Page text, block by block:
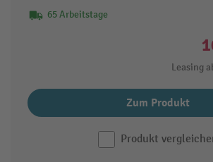
65 Arbeitstage
Leasing
Zum Produkt
Produkt